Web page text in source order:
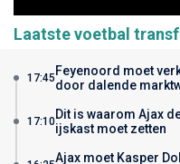
Laatste voetbal
17:45 Feyenoord moet
door dalende
17:10Dit is waarom Ajax
ijskast moet zetten
Ajax moet Kasper